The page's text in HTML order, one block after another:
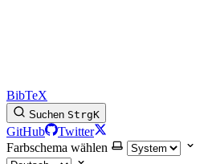
BibTeX
Suchen StrgK
GitHub
Twitter
Farbschema wählen